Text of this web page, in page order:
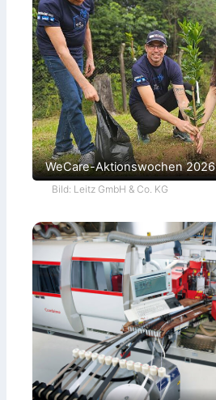
WeCare-Aktionswochen 2026
Bild: Leitz GmbH & Co. KG